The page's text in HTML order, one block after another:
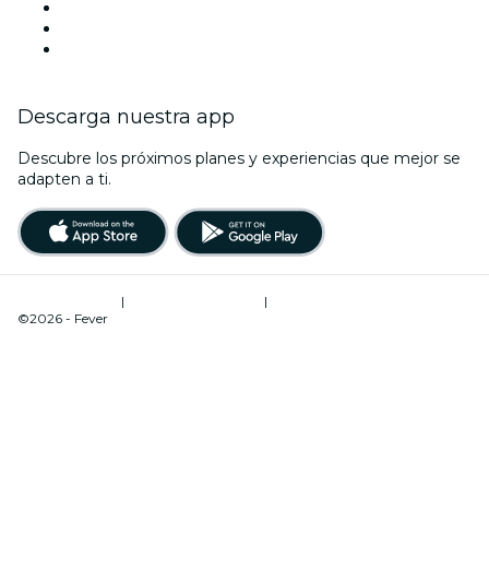
Descarga nuestra app
Descubre los próximos planes y experiencias que mejor se
adapten a ti.
| |
©2026 - Fever